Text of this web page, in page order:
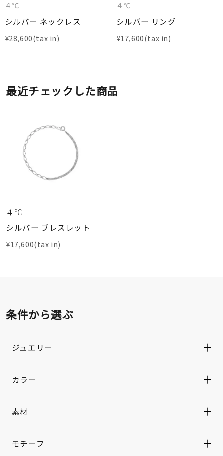
４℃
シルバー ネックレス
¥28,600
４℃
シルバー リング
¥17,600
最近チェックした商品
４℃
シルバー ブレスレット
¥17,600(tax in)
条件から選ぶ
ジュエリー
カラー
素材
モチーフ